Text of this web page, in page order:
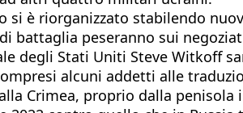
è riorganizzato stabilendo
battaglia peseranno sui
degli Stati Uniti Steve Witkoff
alcuni addetti alle
Crimea, proprio dalla penisola